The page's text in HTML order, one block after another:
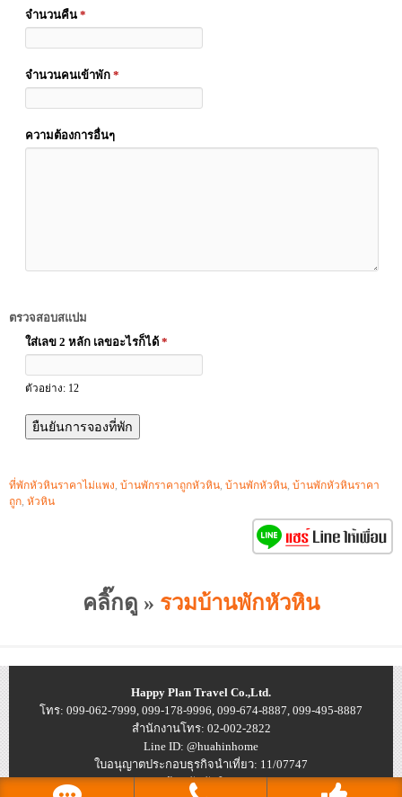
จำนวนคืน *
จำนวนคนเข้าพัก *
ความต้องการอื่นๆ
ตรวจสอบสแปม
ใส่เลข 2 หลัก เลขอะไรก็ได้ *
ตัวอย่าง: 12
ที่พักหัวหินราคาไม่แพง, บ้านพักราคาถูกหัวหิน, บ้านพักหัวหิน, บ้านพักหัวหินราคา
ถูก, หัวหิน
คลิ๊กดู » รวมบ้านพักหัวหิน
Happy Plan Travel Co.,Ltd.
โทร: 099-062-7999, 099-178-9996, 099-674-8887, 099-495-8887
สำนักงานโทร: 02-002-2822
Line ID: @huahinhome
ใบอนุญาตประกอบธุรกิจนำเที่ยว: 11/07747
© 2026บ้านพักหัวหิน ราคาถูก